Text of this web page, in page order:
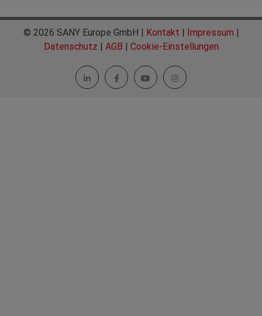
© 2026 SANY Europe GmbH | Kontakt | Impressum |
Datenschutz | AGB | Cookie-Einstellungen